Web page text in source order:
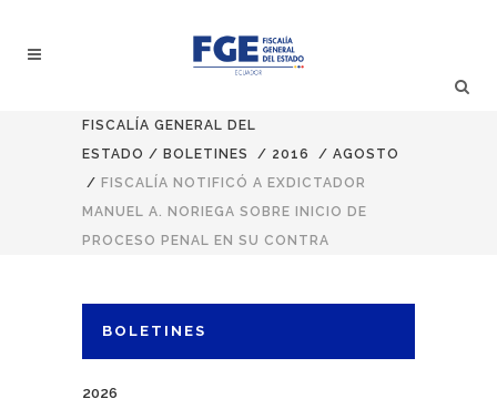
FISCALÍA GENERAL DEL
ESTADO / BOLETINES / 2016 / AGOSTO
/ FISCALÍA NOTIFICÓ A EXDICTADOR
MANUEL A. NORIEGA SOBRE INICIO DE
PROCESO PENAL EN SU CONTRA
BOLETINES
2026